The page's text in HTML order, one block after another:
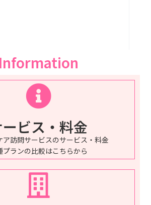
Information
ビス・料金
ア訪問サービスのサービス・料金
プランの比較はこちらから